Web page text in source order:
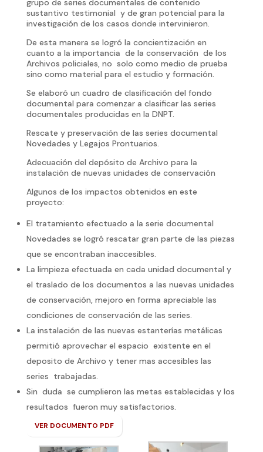
grupo de series documentales de contenido
sustantivo testimonial y de gran potencial para la
investigación de los casos donde intervinieron.
De esta manera se logró la concientización en
cuanto a la importancia de la conservación de los
Archivos policiales, no solo como medio de prueba
sino como material para el estudio y formación.
Se elaboró un cuadro de clasificación del fondo
documental para comenzar a clasificar las series
documentales producidas en la DNPT.
Rescate y preservación de las series documental
Novedades y Legajos Prontuarios.
Adecuación del depósito de Archivo para la
instalación de nuevas unidades de conservación
Algunos de los impactos obtenidos en este
proyecto:
El tratamiento efectuado a la serie documental
Novedades se logró rescatar gran parte de las piezas
que se encontraban inaccesibles.
La limpieza efectuada en cada unidad documental y
el traslado de los documentos a las nuevas unidades
de conservación, mejoro en forma apreciable las
condiciones de conservación de las series.
La instalación de las nuevas estanterías metálicas
permitió aprovechar el espacio existente en el
deposito de Archivo y tener mas accesibles las
series trabajadas.
Sin duda se cumplieron las metas establecidas y los
resultados fueron muy satisfactorios.
VER DOCUMENTO PDF